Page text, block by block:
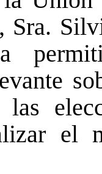
Sra.
las
el